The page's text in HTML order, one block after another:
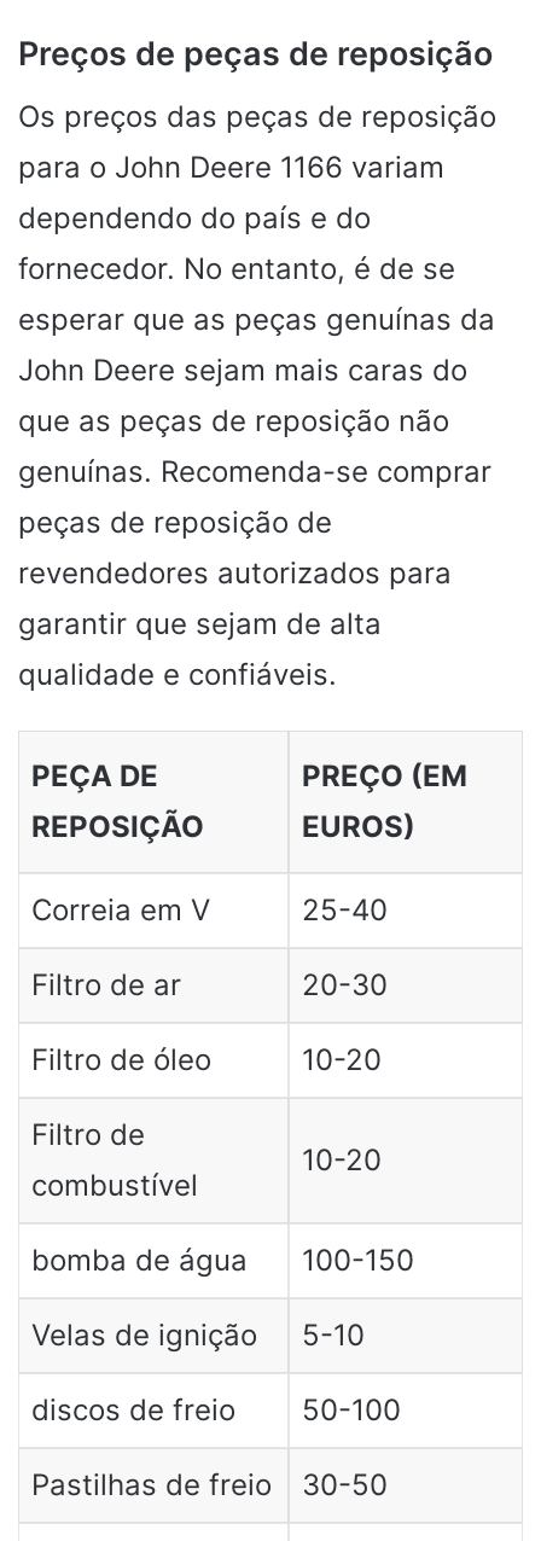
Preços de peças de reposição
Os preços das peças de reposição
para o John Deere 1166 variam
dependendo do país e do
fornecedor. No entanto, é de se
esperar que as peças genuínas da
John Deere sejam mais caras do
que as peças de reposição não
genuínas. Recomenda-se comprar
peças de reposição de
revendedores autorizados para
garantir que sejam de alta
qualidade e confiáveis.
PEÇA DE
REPOSIÇÃO
PREÇO (EM
EUROS)
Correia em V 25-40
Filtro de ar 20-30
Filtro de óleo 10-20
Filtro de
combustível
10-20
bomba de água 100-150
Velas de ignição 5-10
discos de freio 50-100
Pastilhas de freio 30-50